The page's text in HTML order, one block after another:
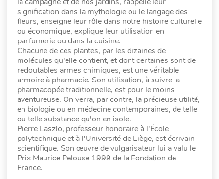
signification dans la mythologie ou le langage des
fleurs, enseigne leur rôle dans notre histoire culturelle
ou économique, explique leur utilisation en
parfumerie ou dans la cuisine.
Chacune de ces plantes, par les dizaines de
molécules qu'elle contient, et dont certaines sont de
redoutables armes chimiques, est une véritable
armoire à pharmacie. Son utilisation, à suivre la
pharmacopée traditionnelle, est pour le moins
aventureuse. On verra, par contre, la précieuse utilité,
en biologie ou en médecine contemporaines, de telle
ou telle substance qu'on en isole.
Pierre Laszlo, professeur honoraire à l'École
polytechnique et à l'Université de Liège, est écrivain
scientifique. Son œuvre de vulgarisateur lui a valu le
Prix Maurice Pelouse 1999 de la Fondation de
France.